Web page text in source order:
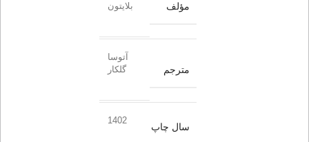
مؤلف
بلایتون
مترجم
آتوسا
گلکار
سال چاپ
1402